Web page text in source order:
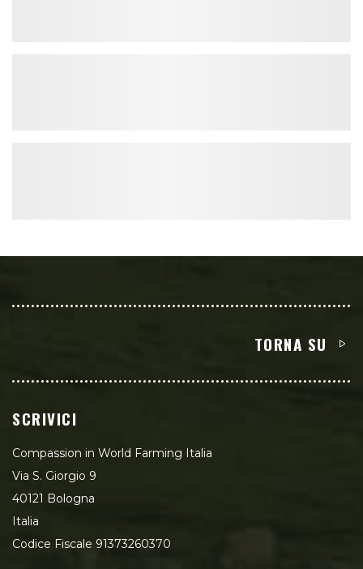
TORNA SU
SCRIVICI
Compassion in World Farming Italia
Via S. Giorgio 9
40121 Bologna
Italia
Codice Fiscale 91373260370